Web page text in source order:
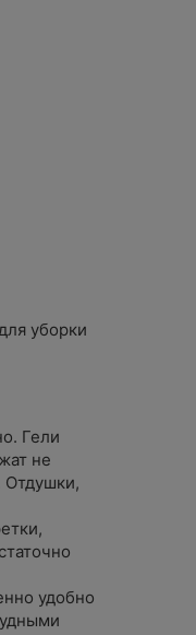
уборки
Гели
не
Отдушки,
удобно